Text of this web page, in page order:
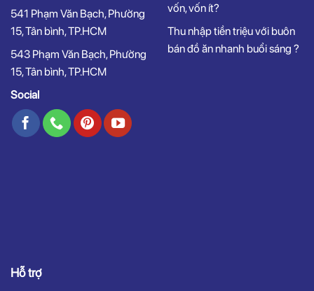
541 Phạm Văn Bạch, Phường
15, Tân bình, TP.HCM
543 Phạm Văn Bạch, Phường
15, Tân bình, TP.HCM
Social
vốn, vốn ít?
Thu nhập tiền triệu với buôn
bán đồ ăn nhanh buổi sáng ?
Hỗ trợ